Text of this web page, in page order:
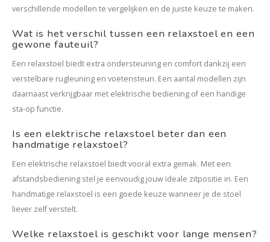
verschillende modellen te vergelijken en de juiste keuze te maken.
Wat is het verschil tussen een relaxstoel en een
gewone fauteuil?
Een relaxstoel biedt extra ondersteuning en comfort dankzij een
verstelbare rugleuning en voetensteun. Een aantal modellen zijn
daarnaast verkrijgbaar met elektrische bediening of een handige
sta-op functie.
Is een elektrische relaxstoel beter dan een
handmatige relaxstoel?
Een elektrische relaxstoel biedt vooral extra gemak. Met een
afstandsbediening stel je eenvoudig jouw ideale zitpositie in. Een
handmatige relaxstoel is een goede keuze wanneer je de stoel
liever zelf verstelt.
Welke relaxstoel is geschikt voor lange mensen?